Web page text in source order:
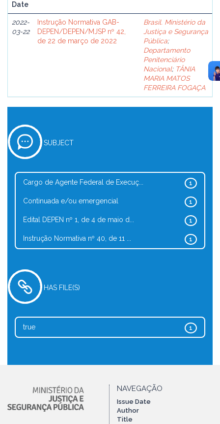
Date
2022-
03-22
Instrução Normativa GAB-
DEPEN/DEPEN/MJSP nº 42,
de 22 de março de 2022
Brasil. Ministério da
Justiça e Segurança
Pública;
Departamento
Penitenciário
Nacional; TÂNIA
MARIA MATOS
FERREIRA FOGAÇA
SUBJECT
1
Cargo de Agente Federal de Execuç...
1
Continuada e/ou emergencial
1
Edital DEPEN nº 1, de 4 de maio d...
1
Instrução Normativa nº 40, de 11 ...
HAS FILE(S)
1
true
NAVEGAÇÃO
Issue Date
Author
Title